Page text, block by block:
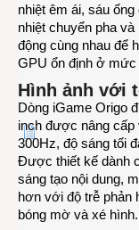
nhiệt êm ái, sáu
nhiệt chuyển pha
động cùng nhau để
GPU ổn định ở mức
Hình ảnh với
Dòng iGame Origo
inch được nâng cấp
300Hz, độ sáng tối
Được thiết kế dành
sáng tạo nội dung,
hơn với độ trễ phản
bóng mờ và xé hình.